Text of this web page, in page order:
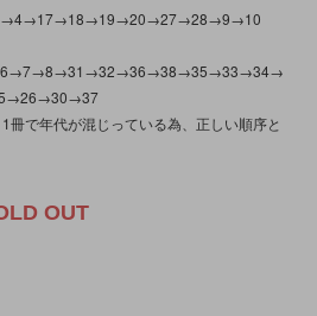
冊で年代が混じっている為、正しい順序と
OUT